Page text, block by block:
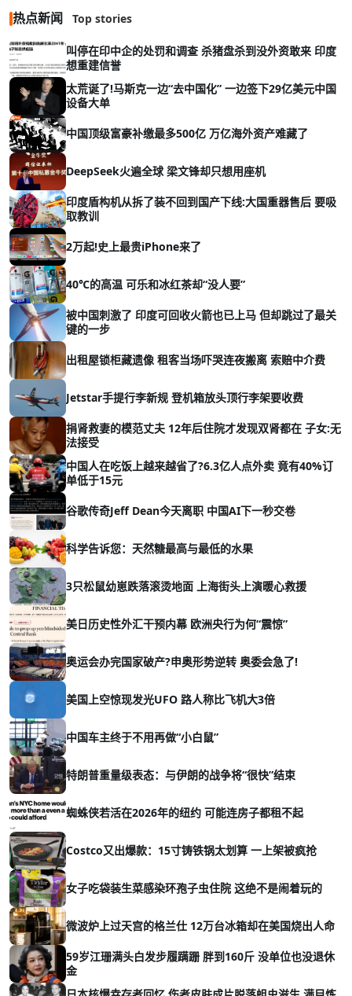
热点新闻 Top stories
叫停在印中企的处罚和调查 杀猪盘杀到没外资敢来 印度
想重建信誉
太荒诞了!马斯克一边“去中国化” 一边签下29亿美元中国
设备大单
中国顶级富豪补缴最多500亿 万亿海外资产难藏了
DeepSeek火遍全球 梁文锋却只想用座机
印度盾构机从拆了装不回到国产下线:大国重器售后 要吸
取教训
2万起!史上最贵iPhone来了
40℃的高温 可乐和冰红茶却“没人要”
被中国刺激了 印度可回收火箭也已上马 但却跳过了最关
键的一步
出租屋锁柜藏遗像 租客当场吓哭连夜搬离 索赔中介费
Jetstar手提行李新规 登机箱放头顶行李架要收费
捐肾救妻的模范丈夫 12年后住院才发现双肾都在 子女:无
法接受
中国人在吃饭上越来越省了?6.3亿人点外卖 竟有40%订
单低于15元
谷歌传奇Jeff Dean今天离职 中国AI下一秒交卷
科学告诉您：天然糖最高与最低的水果
3只松鼠幼崽跌落滚烫地面 上海街头上演暖心救援
美日历史性外汇干预内幕 欧洲央行为何“震惊”
奥运会办完国家破产?申奥形势逆转 奥委会急了!
美国上空惊现发光UFO 路人称比飞机大3倍
中国车主终于不用再做“小白鼠”
特朗普重量级表态：与伊朗的战争将“很快”结束
蜘蛛侠若活在2026年的纽约 可能连房子都租不起
Costco又出爆款：15寸铸铁锅太划算 一上架被疯抢
女子吃袋装生菜感染环孢子虫住院 这绝不是闹着玩的
微波炉上过天宫的格兰仕 12万台冰箱却在美国烧出人命
59岁江珊满头白发步履蹒跚 胖到160斤 没单位也没退休
金